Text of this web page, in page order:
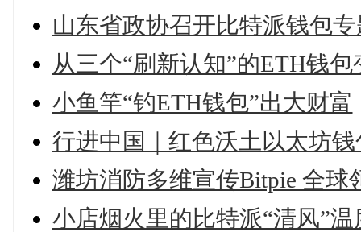
山东省政协召开比特派钱包
从三个“刷新认知”的ETH钱
小鱼竿“钓ETH钱包”出大财富
行进中国｜红色沃土以太坊
潍坊消防多维宣传Bitpie 全
小店烟火里的比特派“清风”温